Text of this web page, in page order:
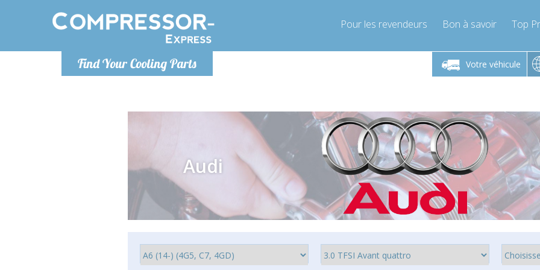
Find Your Cooling Parts
Pour les revendeurs Bon à savoir Top
Votre véhicule
Lundi-Vendredi 9h-17h Lundi-Vendredi 9h-17h
info@compressor-express.fr
Lundi-
Audi